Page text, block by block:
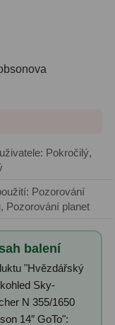
Pokročilý,
Pozorování planet
balení
"Hvězdářský
Sky-
N 355/1650
14″ GoTo":